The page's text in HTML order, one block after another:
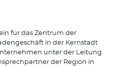
für das Zentrum der
in der Kernstadt
unter der Leitung
der Region in